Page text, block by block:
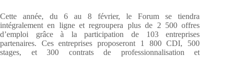
Cette année, du 6 au 8 février, le Forum se tiendra
intégralement en ligne et regroupera plus de 2 500 offres
d’emploi grâce à la participation de 103 entreprises
partenaires. Ces entreprises proposeront 1 800 CDI, 500
stages, et 300 contrats de professionnalisation et